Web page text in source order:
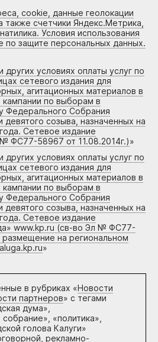
cookie, данные геолокации
также счетчики Яндекс.Метрика,
Условия использования
по защите персональных данных.
условиях оплаты услуг по
сетевого издания для
агитационных материалов в
по выборам в
Федерального Собрания
созыва, назначенных на
Сетевое издание
ФС77-58967 от 11.08.2014г.)»
условиях оплаты услуг по
сетевого издания для
агитационных материалов в
по выборам в
Федерального Собрания
созыва, назначенных на
Сетевое издание
www.kp.ru (св-во Эл № ФС77-
размещение на региональном
»
в рубриках «Новости
партнеров» с тегами
дума»,
«политика»,
голова Калуги»
рекламно-